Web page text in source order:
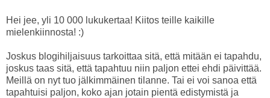
Hei jee, yli 10 000 lukukertaa! Kiitos teille kaikille
mielenkiinnosta! :)
Joskus blogihiljaisuus tarkoittaa sitä, että mitään ei tapahdu,
joskus taas sitä, että tapahtuu niin paljon ettei ehdi päivittää.
Meillä on nyt tuo jälkimmäinen tilanne. Tai ei voi sanoa että
tapahtuisi paljon, koko ajan jotain pientä edistymistä ja